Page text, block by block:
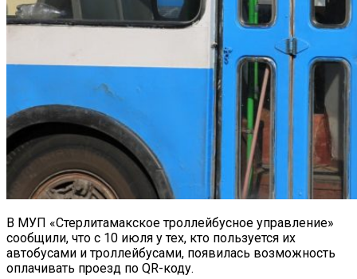
В МУП «Стерлитамакское троллейбусное управление»
сообщили, что с 10 июля у тех, кто пользуется их
автобусами и троллейбусами, появилась возможность
оплачивать проезд по QR-коду.